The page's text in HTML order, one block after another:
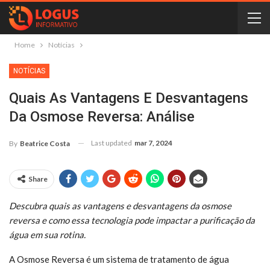
Home Notícias
NOTÍCIAS
Quais As Vantagens E Desvantagens
Da Osmose Reversa: Análise
By Beatrice Costa Last updated mar 7, 2024
Share
Descubra quais as vantagens e desvantagens da osmose
reversa e como essa tecnologia pode impactar a purificação da
água em sua rotina.
A Osmose Reversa é um sistema de tratamento de água